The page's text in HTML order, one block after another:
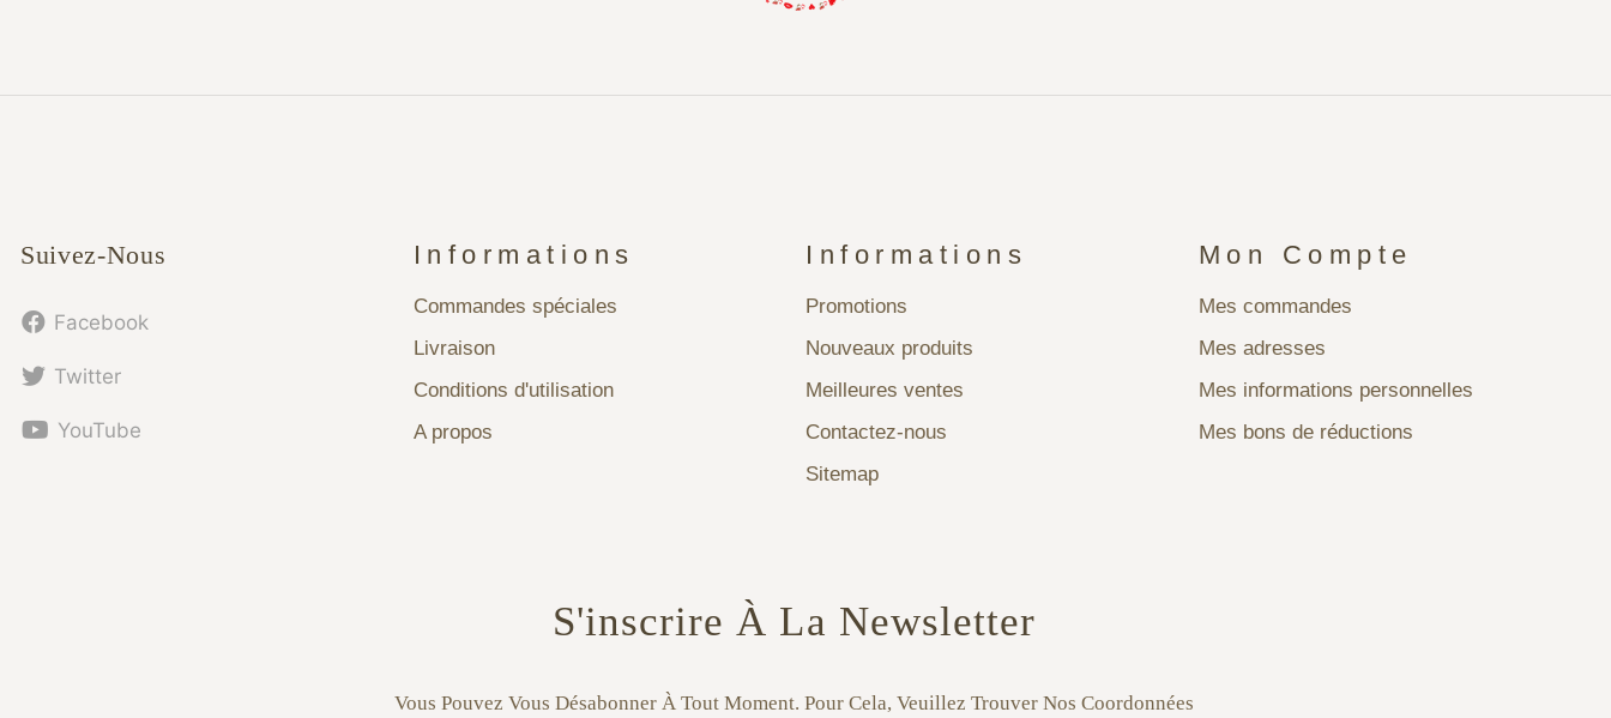
Suivez-Nous
Facebook
Twitter
YouTube
Informations
Commandes spéciales
Livraison
Conditions d'utilisation
A propos
Informations
Promotions
Nouveaux produits
Meilleures ventes
Contactez-nous
Sitemap
Mon Compte
Mes commandes
Mes adresses
Mes informations personnelles
Mes bons de réductions
S'inscrire À La Newsletter
Vous Pouvez Vous Désabonner À Tout Moment. Pour Cela, Veuillez Trouver Nos Coordonnées